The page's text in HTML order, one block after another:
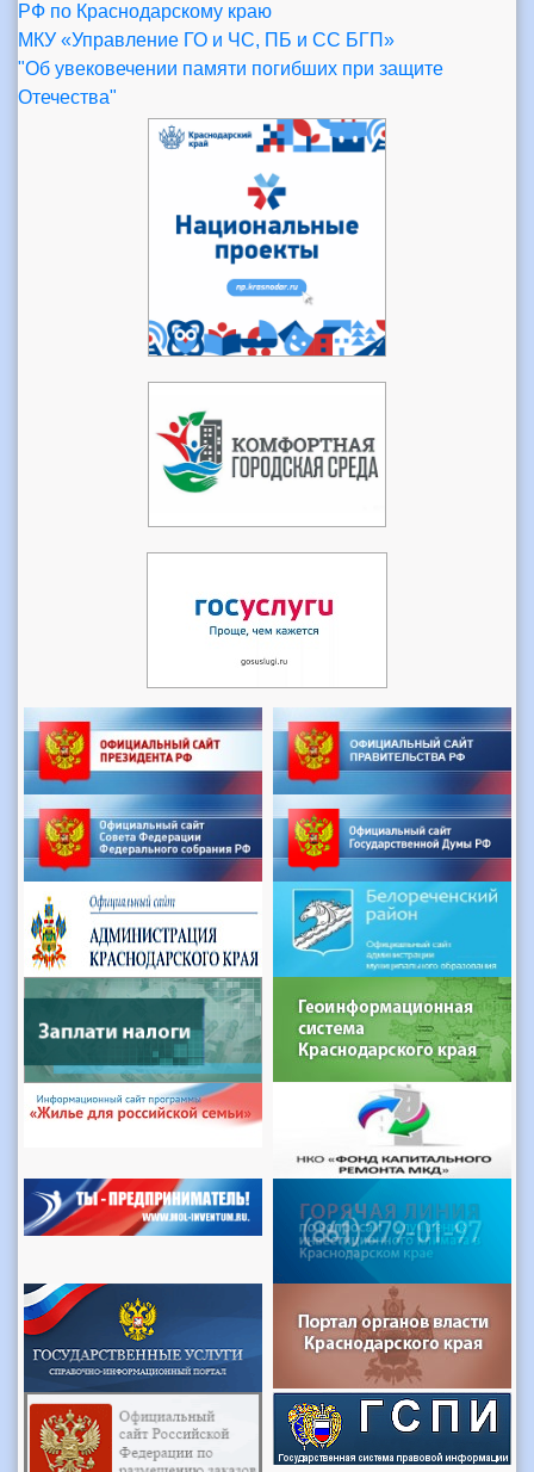
РФ по Краснодарскому краю
МКУ «Управление ГО и ЧС, ПБ и СС БГП»
"Об увековечении памяти погибших при защите
Отечества"